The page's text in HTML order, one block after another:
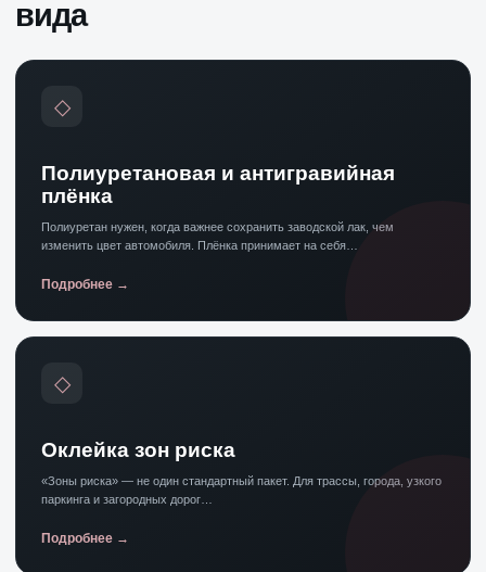
вида
◇
Полиуретановая и антигравийная
плёнка
Полиуретан нужен, когда важнее сохранить заводской лак, чем
изменить цвет автомобиля. Плёнка принимает на себя…
Подробнее
◇
Оклейка зон риска
«Зоны риска» — не один стандартный пакет. Для трассы, города, узкого
паркинга и загородных дорог…
Подробнее